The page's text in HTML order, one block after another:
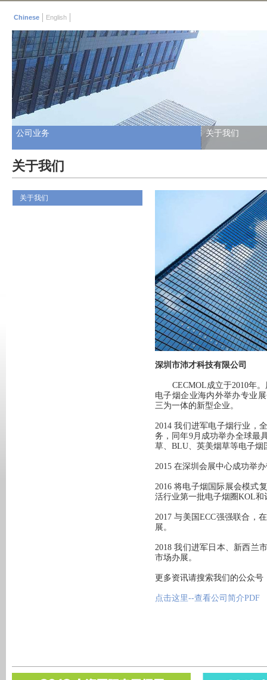
Chinese English
公司业务 关于我们
关于我们
关于我们
深圳市沛才科技有限公司
CECMOL成立于2010年。
电子烟企业海内外举办专业
三为一体的新型企业。
2014 我们进军电子烟行业，
务，同年9月成功举办全球最
草、BLU、英美烟草等电子
2015 在深圳会展中心成功举
2016 将电子烟国际展会模式
活行业第一批电子烟圈KOL和
2017 与美国ECC强强联合，
展。
2018 我们进军日本、新西兰
市场办展。
更多资讯请搜索我们的公众号
点击这里--查看公司简介PDF